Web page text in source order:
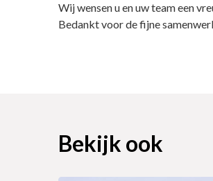
Wij wensen u en uw team een
Bedankt voor de fijne
Bekijk ook